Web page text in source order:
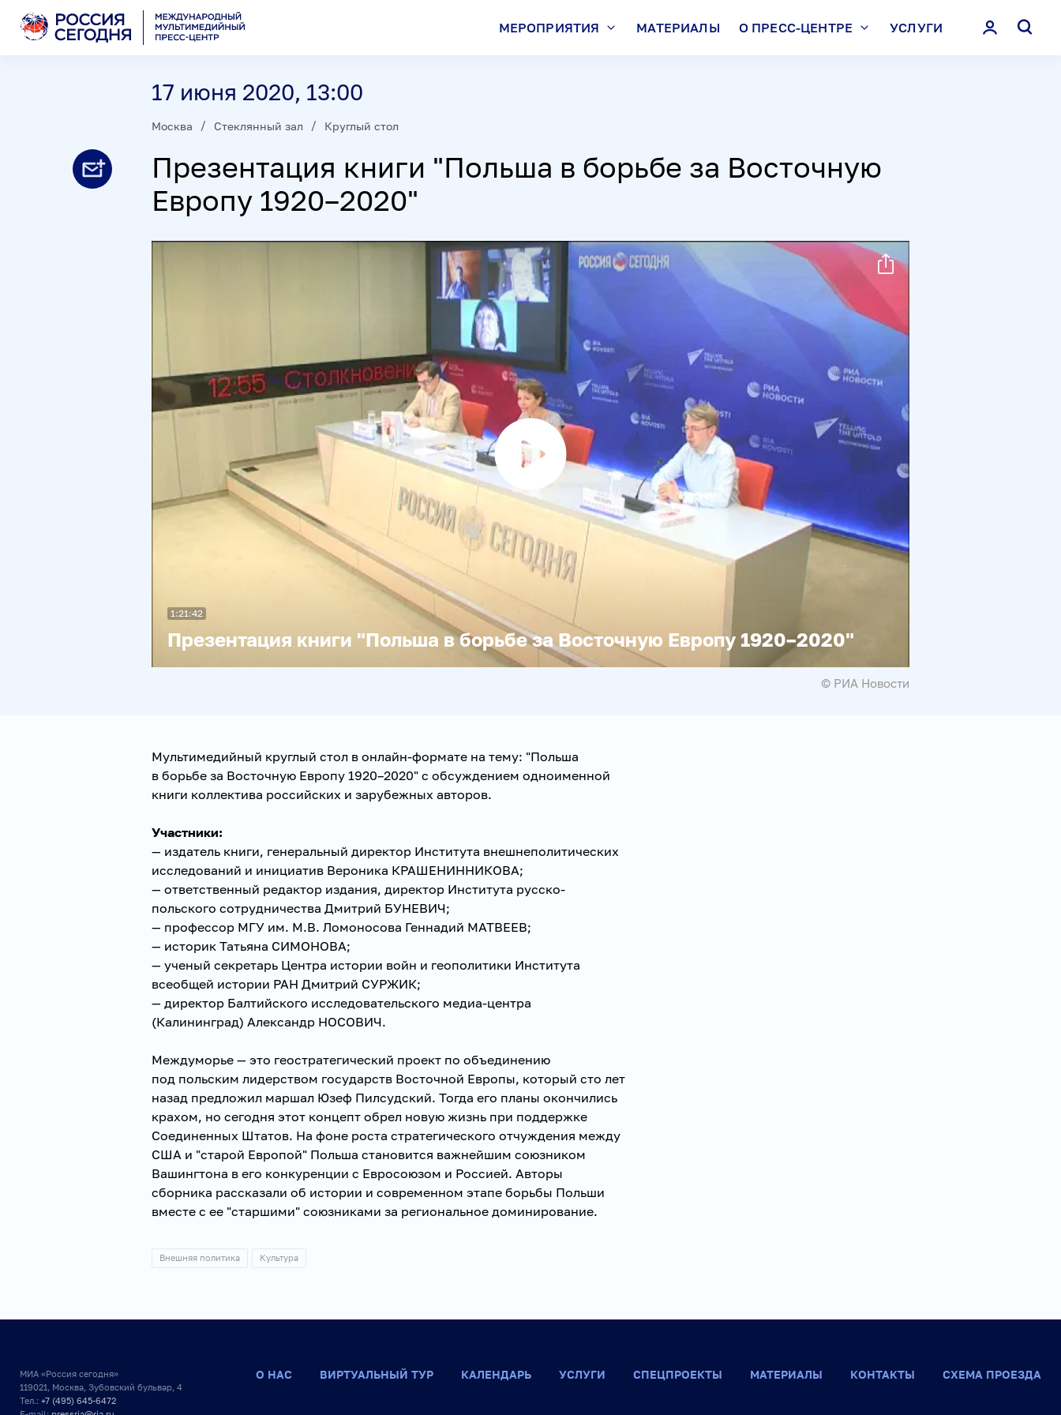
МЕРОПРИЯТИЯ МАТЕРИАЛЫ О ПРЕСС-ЦЕНТРЕ УСЛУГИ
17 июня 2020, 13:00
Москва Стеклянный зал Круглый стол
Презентация книги "Польша в борьбе за Восточную
Европу 1920–2020"
Воспроизвести
Презентация книги "Польша в борьбе за Восточную Европу 1920–2020"
1:21:42
© РИА Новости
Мультимедийный круглый стол в онлайн-формате на тему: "Польша
в борьбе за Восточную Европу 1920–2020" с обсуждением одноименной
книги коллектива российских и зарубежных авторов.
Участники:
— издатель книги, генеральный директор Института внешнеполитических
исследований и инициатив Вероника КРАШЕНИННИКОВА;
— ответственный редактор издания, директор Института русско-
польского сотрудничества Дмитрий БУНЕВИЧ;
— профессор МГУ им. М.В. Ломоносова Геннадий МАТВЕЕВ;
— историк Татьяна СИМОНОВА;
— ученый секретарь Центра истории войн и геополитики Института
всеобщей истории РАН Дмитрий СУРЖИК;
— директор Балтийского исследовательского медиа-центра
(Калининград) Александр НОСОВИЧ.
Междуморье — это геостратегический проект по объединению
под польским лидерством государств Восточной Европы, который сто лет
назад предложил маршал Юзеф Пилсудский. Тогда его планы окончились
крахом, но сегодня этот концепт обрел новую жизнь при поддержке
Соединенных Штатов. На фоне роста стратегического отчуждения между
США и "старой Европой" Польша становится важнейшим союзником
Вашингтона в его конкуренции с Евросоюзом и Россией. Авторы
сборника рассказали об истории и современном этапе борьбы Польши
вместе с ее "старшими" союзниками за региональное доминирование.
Внешняя политика Культура
О НАС ВИРТУАЛЬНЫЙ ТУР КАЛЕНДАРЬ УСЛУГИ СПЕЦПРОЕКТЫ МАТЕРИАЛЫ КОНТАКТЫ СХЕМА ПРОЕЗДА
МИА «Россия сегодня»
119021, Москва, Зубовский бульвар, 4
Тел.: +7 (495) 645-6472